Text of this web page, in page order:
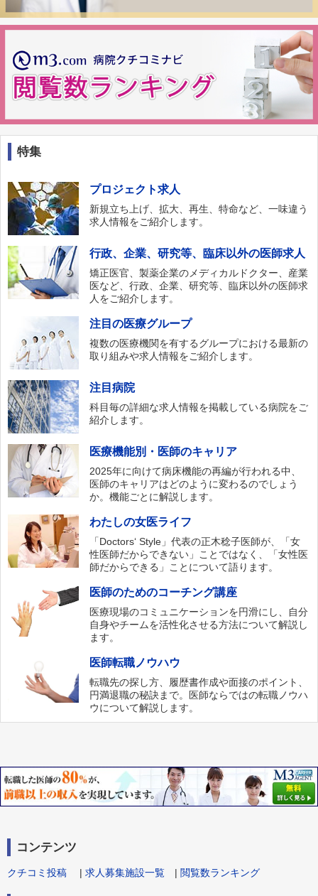
特集
プロジェクト求人
新規立ち上げ、拡大、再生、特命など、一味違う
求人情報をご紹介します。
行政、企業、研究等、臨床以外の医師求人
矯正医官、製薬企業のメディカルドクター、産業
医など、行政、企業、研究等、臨床以外の医師求
人をご紹介します。
注目の医療グループ
複数の医療機関を有するグループにおける最新の
取り組みや求人情報をご紹介します。
注目病院
科目毎の詳細な求人情報を掲載している病院をご
紹介します。
医療機能別・医師のキャリア
2025年に向けて病床機能の再編が行われる中、
医師のキャリアはどのように変わるのでしょう
か。機能ごとに解説します。
わたしの女医ライフ
「Doctors‘ Style」代表の正木稔子医師が、「女
性医師だからできない」ことではなく、「女性医
師だからできる」ことについて語ります。
医師のためのコーチング講座
医療現場のコミュニケーションを円滑にし、自分
自身やチームを活性化させる方法について解説し
ます。
医師転職ノウハウ
転職先の探し方、履歴書作成や面接のポイント、
円満退職の秘訣まで。医師ならではの転職ノウハ
ウについて解説します。
コンテンツ
クチコミ投稿 | 求人募集施設一覧 | 閲覧数ランキング